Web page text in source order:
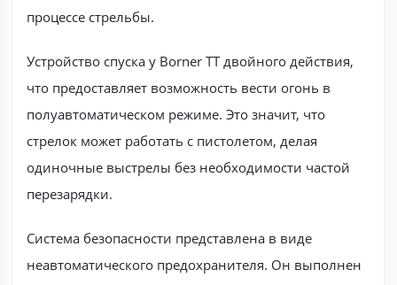
процессе стрельбы.
Устройство спуска у Borner TT двойного действия,
что предоставляет возможность вести огонь в
полуавтоматическом режиме. Это значит, что
стрелок может работать с пистолетом, делая
одиночные выстрелы без необходимости частой
перезарядки.
Система безопасности представлена в виде
неавтоматического предохранителя. Он выполнен